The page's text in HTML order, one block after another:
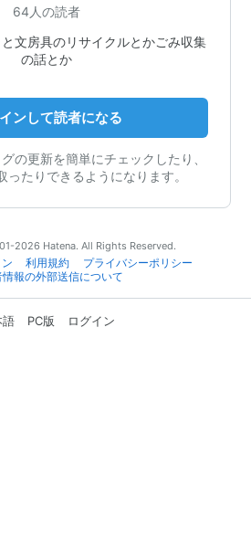
64人の読者
文房具のリサイクルとかごみ収集
の話とか
ンして読者になる
の更新を簡単にチェックしたり、
ったりできるようになります。
2026 Hatena. All Rights Reserved.
利用規約
プライバシーポリシー
情報の外部送信について
語 PC版 ログイン